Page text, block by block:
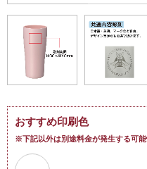
おすすめ印刷色
※下記以外は別途料金が発生する可